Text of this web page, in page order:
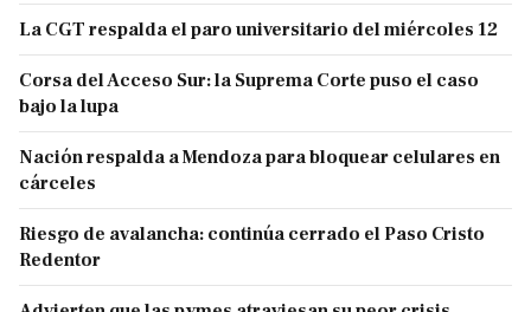
La CGT respalda el paro universitario del miércoles 12
Corsa del Acceso Sur: la Suprema Corte puso el caso
bajo la lupa
Nación respalda a Mendoza para bloquear celulares en
cárceles
Riesgo de avalancha: continúa cerrado el Paso Cristo
Redentor